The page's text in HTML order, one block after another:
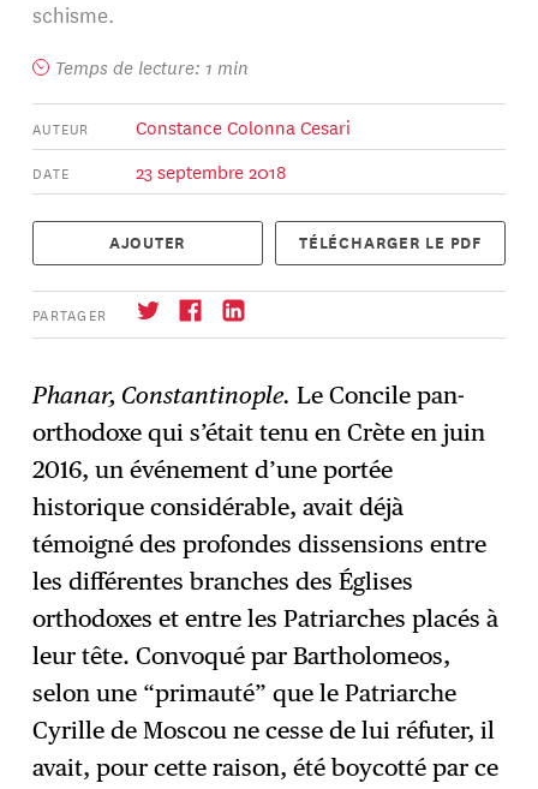
schisme.
Temps de lecture: 1 min
AUTEUR Constance Colonna Cesari
DATE 23 septembre 2018
AJOUTER TÉLÉCHARGER LE PDF
PARTAGER
→ S'abonner
Phanar, Constantinople. Le Concile pan-
orthodoxe qui s’était tenu en Crète en juin
2016, un événement d’une portée
historique considérable, avait déjà
témoigné des profondes dissensions entre
les différentes branches des Églises
orthodoxes et entre les Patriarches placés à
leur tête. Convoqué par Bartholomeos,
selon une “primauté” que le Patriarche
Cyrille de Moscou ne cesse de lui réfuter, il
avait, pour cette raison, été boycotté par ce